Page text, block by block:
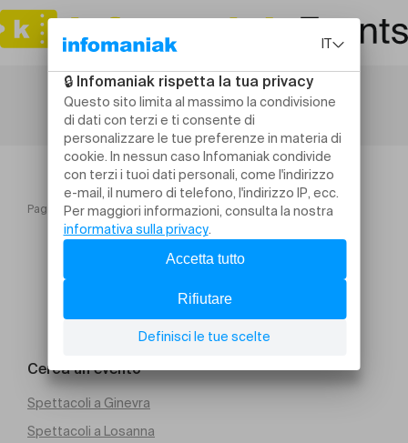
Pagina iniziale JazzContreBand 2024
Cerca un evento
Spettacoli a Ginevra
Spettacoli a Losanna